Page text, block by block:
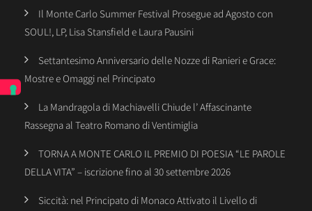
Il Monte Carlo Summer Festival Prosegue ad Agosto con
SOUL!, LP, Lisa Stansfield e Laura Pausini
Settantesimo Anniversario delle Nozze di Ranieri e Grace:
Mostre e Omaggi nel Principato
La Mandragola di Machiavelli Chiude l’ Affascinante
Rassegna al Teatro Romano di Ventimiglia
TORNA A MONTE CARLO IL PREMIO DI POESIA “LE PAROLE
DELLA VITA” – iscrizione fino al 30 settembre 2026
Siccità: nel Principato di Monaco Attivato il Livello di